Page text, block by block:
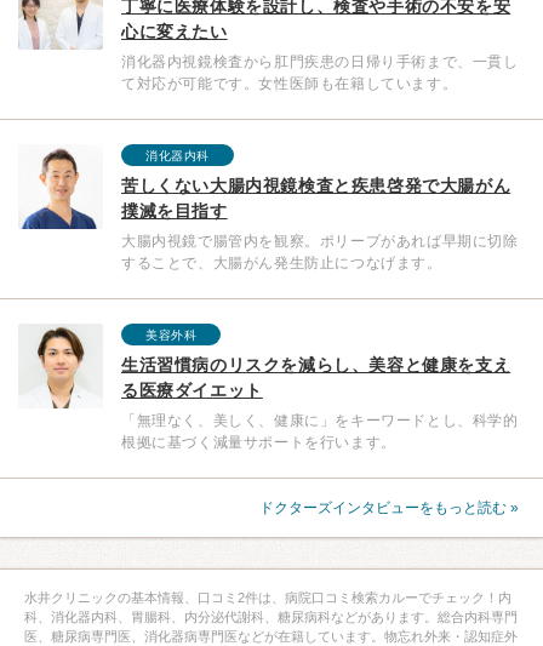
丁寧に医療体験を設計し、検査や手術の不安を安
心に変えたい
消化器内視鏡検査から肛門疾患の日帰り手術まで、一貫し
て対応が可能です。女性医師も在籍しています。
消化器内科
苦しくない大腸内視鏡検査と疾患啓発で大腸がん
撲滅を目指す
大腸内視鏡で腸管内を観察。ポリープがあれば早期に切除
することで、大腸がん発生防止につなげます。
美容外科
生活習慣病のリスクを減らし、美容と健康を支え
る医療ダイエット
「無理なく、美しく、健康に」をキーワードとし、科学的
根拠に基づく減量サポートを行います。
ドクターズインタビューをもっと読む »
水井クリニックの基本情報、口コミ2件は、病院口コミ検索カルーでチェック！内
科、消化器内科、胃腸科、内分泌代謝科、糖尿病科などがあります。総合内科専門
医、糖尿病専門医、消化器病専門医などが在籍しています。物忘れ外来・認知症外